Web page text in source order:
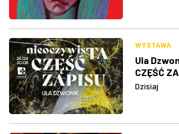
WYSTAWA
Ula
CZĘŚĆ
Dzisiaj